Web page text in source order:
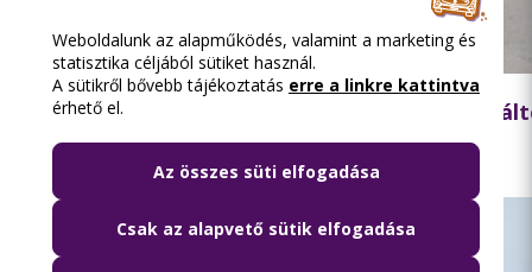
2026.08.05. 13:42
Ne feledje: hétfőtől jelentős közlekedési
Weboldalunk az alapműködés, valamint a marketing és
statisztika céljából sütiket használ.
A sütikről bővebb tájékoztatás erre a linkre kattintva
érhető el.
Az összes süti elfogadása
Csak az alapvető sütik elfogadása